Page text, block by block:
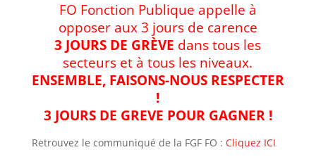
FO Fonction Publique appelle à
opposer aux 3 jours de carence
3 JOURS DE GRÈVE dans tous les
secteurs et à tous les niveaux.
ENSEMBLE, FAISONS-NOUS RESPECTER
!
3 JOURS DE GREVE POUR GAGNER !
Retrouvez le communiqué de la FGF FO : Cliquez ICI